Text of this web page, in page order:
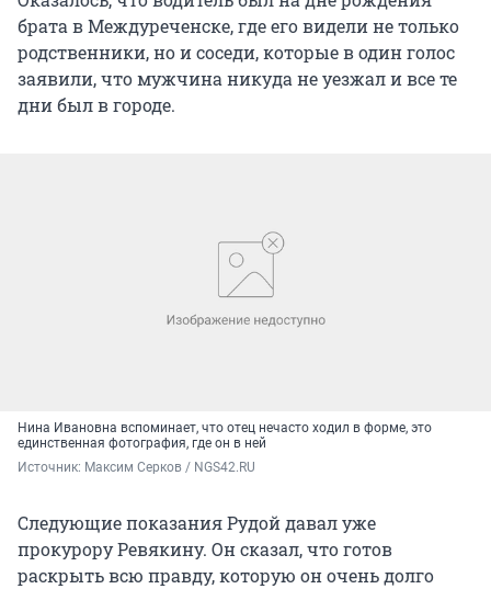
брата в Междуреченске, где его видели не только
родственники, но и соседи, которые в один голос
заявили, что мужчина никуда не уезжал и все те
дни был в городе.
Нина Ивановна вспоминает, что отец нечасто ходил в форме, это
единственная фотография, где он в ней
Источник: Максим Серков / NGS42.RU
Следующие показания Рудой давал уже
прокурору Ревякину. Он сказал, что готов
раскрыть всю правду, которую он очень долго